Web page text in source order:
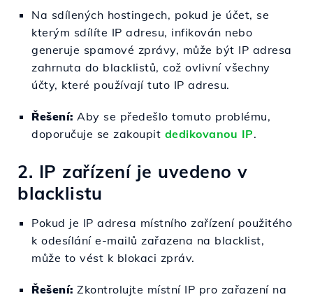
Na sdílených hostingech, pokud je účet, se
kterým sdílíte IP adresu, infikován nebo
generuje spamové zprávy, může být IP adresa
zahrnuta do blacklistů, což ovlivní všechny
účty, které používají tuto IP adresu.
Řešení: Aby se předešlo tomuto problému,
doporučuje se zakoupit dedikovanou IP.
2. IP zařízení je uvedeno v
blacklistu
Pokud je IP adresa místního zařízení použitého
k odesílání e-mailů zařazena na blacklist,
může to vést k blokaci zpráv.
Řešení: Zkontrolujte místní IP pro zařazení na